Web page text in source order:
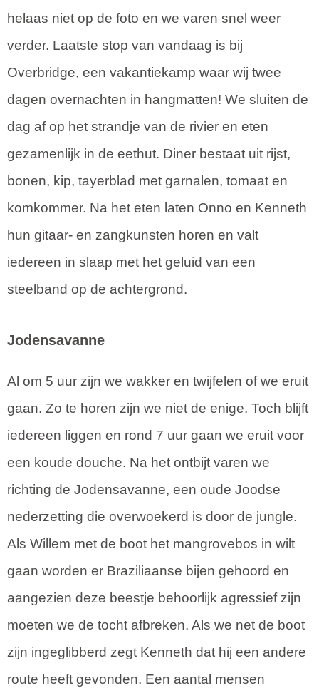
helaas niet op de foto en we varen snel weer
verder. Laatste stop van vandaag is bij
Overbridge, een vakantiekamp waar wij twee
dagen overnachten in hangmatten! We sluiten de
dag af op het strandje van de rivier en eten
gezamenlijk in de eethut. Diner bestaat uit rijst,
bonen, kip, tayerblad met garnalen, tomaat en
komkommer. Na het eten laten Onno en Kenneth
hun gitaar- en zangkunsten horen en valt
iedereen in slaap met het geluid van een
steelband op de achtergrond.
Jodensavanne
Al om 5 uur zijn we wakker en twijfelen of we eruit
gaan. Zo te horen zijn we niet de enige. Toch blijft
iedereen liggen en rond 7 uur gaan we eruit voor
een koude douche. Na het ontbijt varen we
richting de Jodensavanne, een oude Joodse
nederzetting die overwoekerd is door de jungle.
Als Willem met de boot het mangrovebos in wilt
gaan worden er Braziliaanse bijen gehoord en
aangezien deze beestje behoorlijk agressief zijn
moeten we de tocht afbreken. Als we net de boot
zijn ingeglibberd zegt Kenneth dat hij een andere
route heeft gevonden. Een aantal mensen